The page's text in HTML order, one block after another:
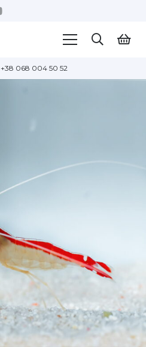
+38 068 004 50 52